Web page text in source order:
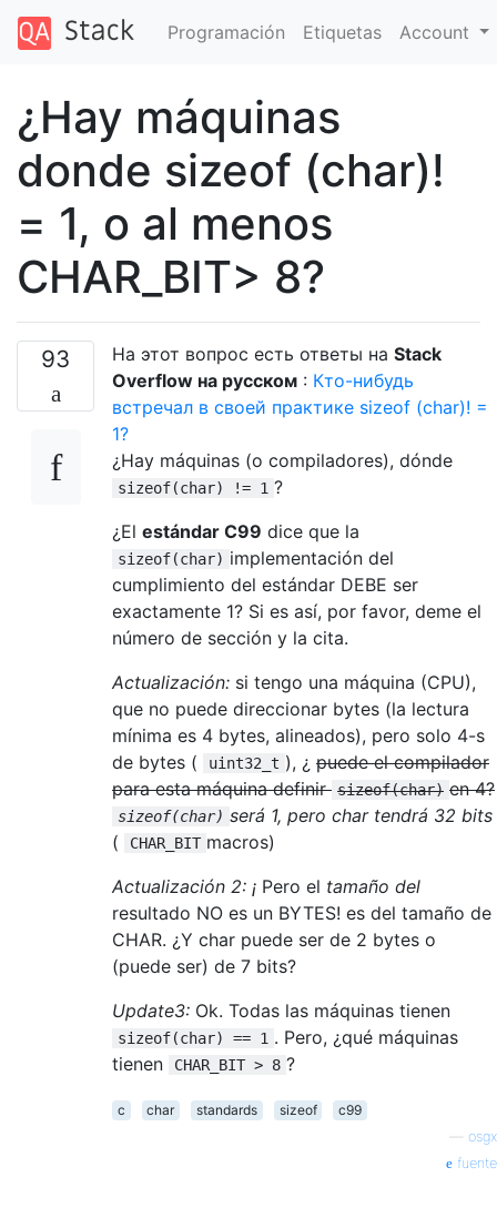
Programación Etiquetas Account
¿Hay máquinas
donde sizeof (char)!
= 1, o al menos
CHAR_BIT> 8?
93 На этот вопрос есть ответы на Stack
Overflow на русском : Кто-нибудь
встречал в своей практике sizeof (char)! =
1?
¿Hay máquinas (o compiladores), dónde
sizeof(char) != 1 ?
¿El estándar C99 dice que la
sizeof(char) implementación del
cumplimiento del estándar DEBE ser
exactamente 1? Si es así, por favor, deme el
número de sección y la cita.
Actualización: si tengo una máquina (CPU),
que no puede direccionar bytes (la lectura
mínima es 4 bytes, alineados), pero solo 4-s
de bytes (
uint32_t ), ¿ puede el compilador
para esta máquina definir sizeof(char) en 4?
sizeof(char) será 1, pero char tendrá 32 bits
(
CHAR_BIT macros)
Actualización 2: ¡ Pero el tamaño del
resultado NO es un BYTES! es del tamaño de
CHAR. ¿Y char puede ser de 2 bytes o
(puede ser) de 7 bits?
Update3: Ok. Todas las máquinas tienen
sizeof(char) == 1 . Pero, ¿qué máquinas
tienen
CHAR_BIT > 8 ?
c char standards sizeof
c99
osgx
fuente